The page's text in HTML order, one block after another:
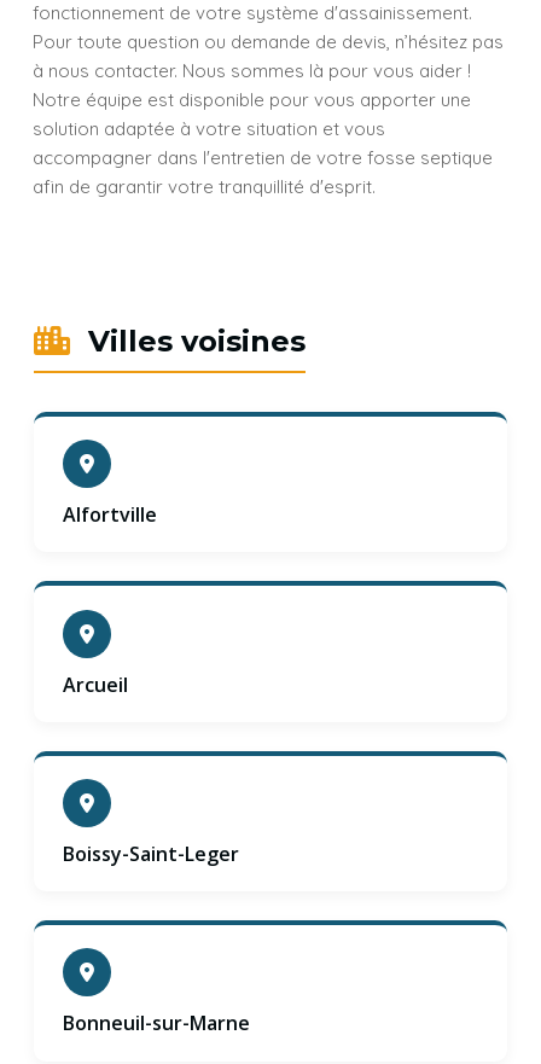
fonctionnement de votre système d'assainissement.
Pour toute question ou demande de devis, n’hésitez pas
à nous contacter. Nous sommes là pour vous aider !
Notre équipe est disponible pour vous apporter une
solution adaptée à votre situation et vous
accompagner dans l'entretien de votre fosse septique
afin de garantir votre tranquillité d'esprit.
Villes voisines
Alfortville
Arcueil
Boissy-Saint-Leger
Bonneuil-sur-Marne